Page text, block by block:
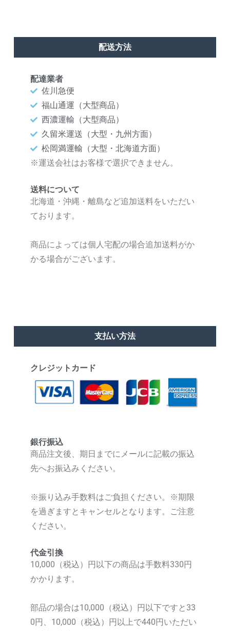
配送方法
配達業者
佐川急便
福山通運（大型商品）
西濃運輸（大型商品）
久留米運送（大型・九州方面）
松岡満運輸（大型・北海道方面）
※運送会社はお客様で選択できません。
送料について
北海道・沖縄・離島など追加送料をいただい
ております。
商品によっては個人宅配の場合追加送料がか
かる場合がございます。
支払い方法
クレジットカード
銀行振込
商品注文後、期日までにメールに記載の振込
先へお振込みください。
※振り込み手数料はご負担ください。
※期限
を過ぎますとキャンセルとなります。ご注意
ください。
代金引換
10,000（税込）円以下の商品は手数料330円
かかります。
部品の場合は10,000（税込）円以下ですと33
0円、10,000（税込）円以上で440円いただい